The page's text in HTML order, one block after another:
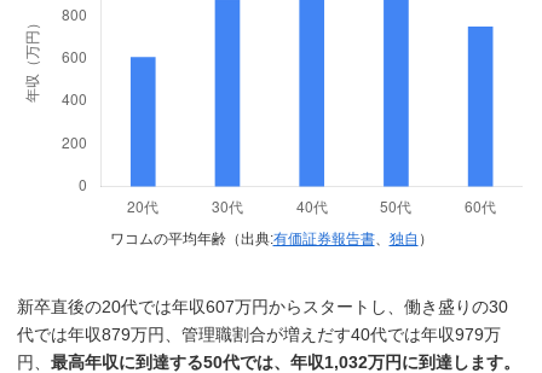
ワコムの平均年齢（出典:有価証券報告書、 独自 ）
新卒直後の20代では年収607万円からスタートし、働き盛りの30
代では年収879万円、管理職割合が増えだす40代では年収979万
円、最高年収に到達する50代では、年収1,032万円に到達します。